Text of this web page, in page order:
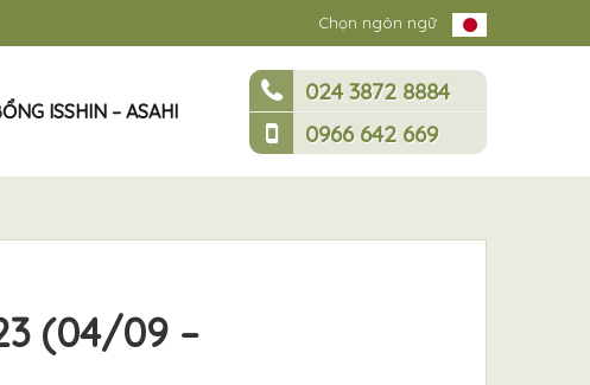
Chọn ngôn ngữ
ISSHIN – ASAHI
024 3872 8884
0966 642 669
(04/09 –